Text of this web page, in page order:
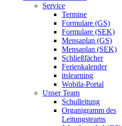
Service
Termine
Formulare (GS)
Formulare (SEK)
Mensaplan (GS)
Mensaplan (SEK)
Schließfächer
Ferienkalender
itslearning
Wobila-Portal
Unser Team
Schulleitung
Organigramm des
Leitungsteams